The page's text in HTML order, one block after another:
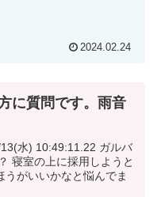
2024.02.24
に質問です。雨音
うがいいかなと悩んでま